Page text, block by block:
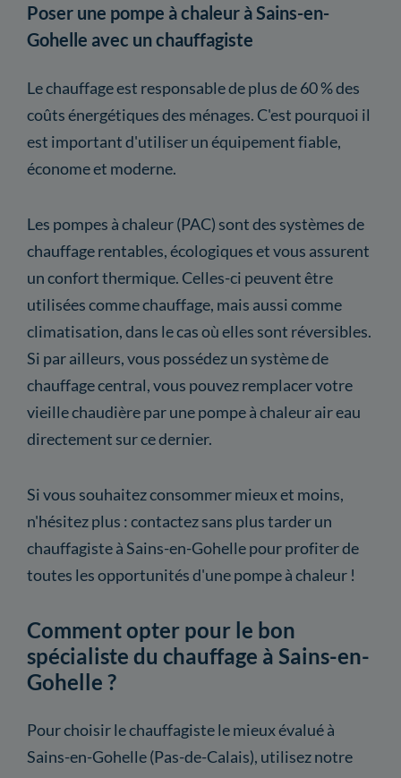
Poser une pompe à chaleur à Sains-en-
Gohelle avec un chauffagiste
Le chauffage est responsable de plus de 60 % des
coûts énergétiques des ménages. C'est pourquoi il
est important d'utiliser un équipement fiable,
économe et moderne.
Les pompes à chaleur (PAC) sont des systèmes de
chauffage rentables, écologiques et vous assurent
un confort thermique. Celles-ci peuvent être
utilisées comme chauffage, mais aussi comme
climatisation, dans le cas où elles sont réversibles.
Si par ailleurs, vous possédez un système de
chauffage central, vous pouvez remplacer votre
vieille chaudière par une pompe à chaleur air eau
directement sur ce dernier.
Si vous souhaitez consommer mieux et moins,
n'hésitez plus : contactez sans plus tarder un
chauffagiste à Sains-en-Gohelle pour profiter de
toutes les opportunités d'une pompe à chaleur !
Comment opter pour le bon
spécialiste du chauffage à Sains-en-
Gohelle ?
Pour choisir le chauffagiste le mieux évalué à
Sains-en-Gohelle (Pas-de-Calais), utilisez notre